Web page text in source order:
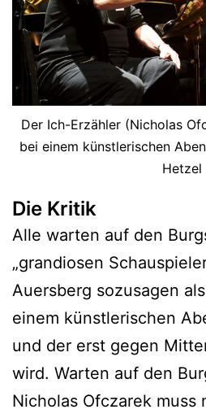
Der Ich-Erzähler (Nicholas
bei einem künstlerischen
Hetzel
Die Kritik
Alle warten auf den
„grandiosen
Auersberg sozusagen als
einem künstlerischen
und der erst gegen
wird. Warten auf den
Nicholas Ofczarek muss